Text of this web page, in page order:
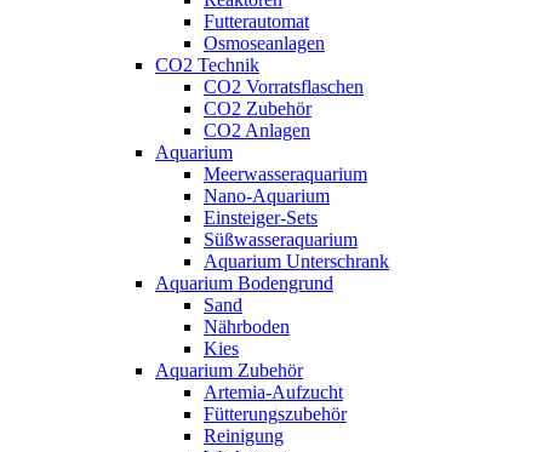
Futterautomat
Osmoseanlagen
CO2 Technik
CO2 Vorratsflaschen
CO2 Zubehör
CO2 Anlagen
Aquarium
Meerwasseraquarium
Nano-Aquarium
Einsteiger-Sets
Süßwasseraquarium
Aquarium Unterschrank
Aquarium Bodengrund
Sand
Nährboden
Kies
Aquarium Zubehör
Artemia-Aufzucht
Fütterungszubehör
Reinigung